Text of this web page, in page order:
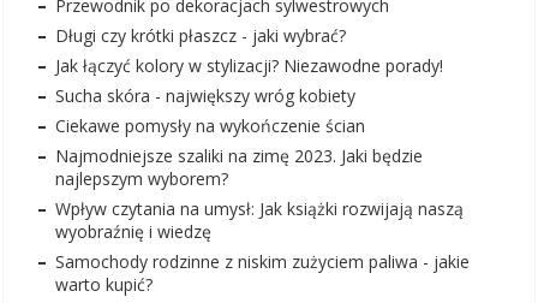
Przewodnik po dekoracjach sylwestrowych
Długi czy krótki płaszcz - jaki wybrać?
Jak łączyć kolory w stylizacji? Niezawodne porady!
Sucha skóra - największy wróg kobiety
Ciekawe pomysły na wykończenie ścian
Najmodniejsze szaliki na zimę 2023. Jaki będzie
najlepszym wyborem?
Wpływ czytania na umysł: Jak książki rozwijają naszą
wyobraźnię i wiedzę
Samochody rodzinne z niskim zużyciem paliwa - jakie
warto kupić?